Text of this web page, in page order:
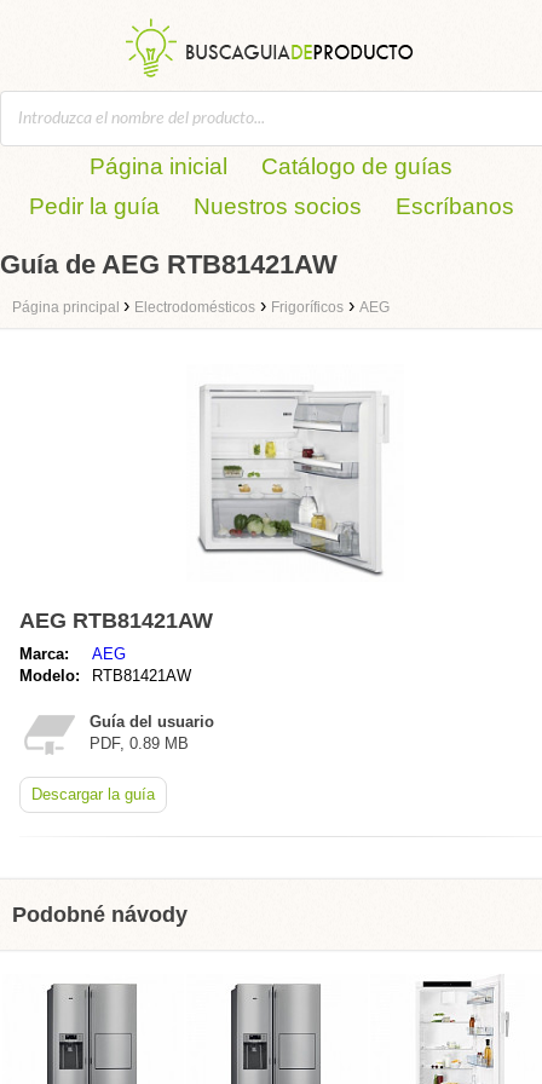
Página inicial
Catálogo de guías
Pedir la guía
Nuestros socios Escríbanos
Guía de AEG RTB81421AW
Página principal › Electrodomésticos › Frigoríficos › AEG
AEG RTB81421AW
Marca:
AEG
Modelo:
RTB81421AW
Guía del usuario
PDF, 0.89 MB
Descargar la guía
Podobné návody